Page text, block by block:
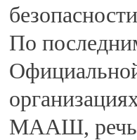
По
МААШ, речь